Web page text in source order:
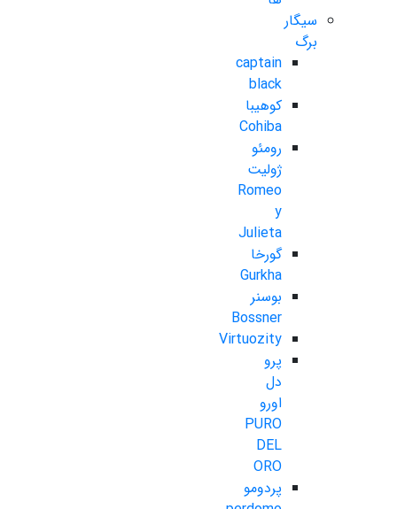
سیگار
برگ
captain
black
کوهیبا
Cohiba
رومئو
ژولیت
Romeo
y
Julieta
گورخا
Gurkha
بوسنر
Bossner
Virtuozity
پرو
دل
اورو
PURO
DEL
ORO
پردومو